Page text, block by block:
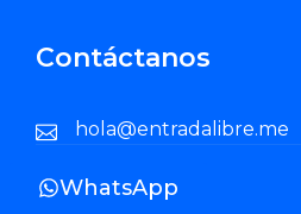
Contáctanos
hola@entradalibre.me
WhatsApp